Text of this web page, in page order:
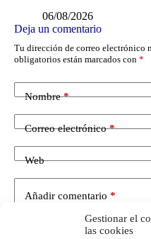
Gestionar el
las cookies
06/08/2026
Deja un comentario
Tu dirección de correo electrónico
obligatorios están marcados con *
Nombre*
Correo electrónico*
Web
Añadir comentario *